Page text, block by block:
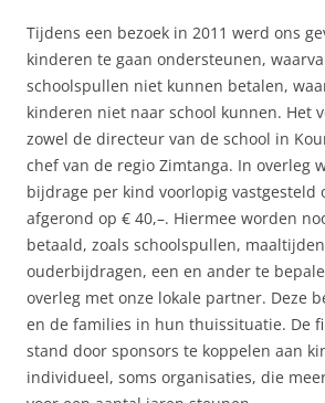
Tijdens een bezoek in 2011 werd ons
kinderen te gaan ondersteunen,
schoolspullen niet kunnen betalen,
kinderen niet naar school kunnen. Het
zowel de directeur van de school in
chef van de regio Zimtanga. In overleg
bijdrage per kind voorlopig vastgesteld
afgerond op € 40,–. Hiermee worden
betaald, zoals schoolspullen,
ouderbijdragen, een en ander te
overleg met onze lokale partner. Deze
en de families in hun thuissituatie. De
stand door sponsors te koppelen aan
individueel, soms organisaties, die